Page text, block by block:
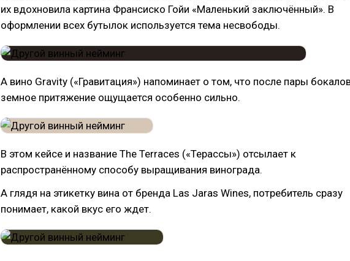
их вдохновила картина Франсиско Гойи «Маленький заключённый». В
оформлении всех бутылок используется тема несвободы.
А вино Gravity («Гравитация») напоминает о том, что после пары
земное притяжение ощущается особенно сильно.
В этом кейсе и название The Terraces («Терассы») отсылает к
распространённому способу выращивания винограда.
А глядя на этикетку вина от бренда Las Jaras Wines, потребитель сразу
понимает, какой вкус его ждет.